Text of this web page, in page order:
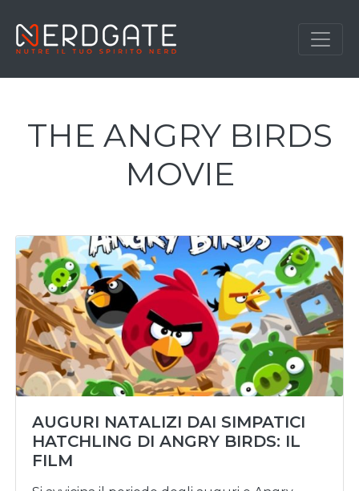
THE ANGRY BIRDS
MOVIE
AUGURI NATALIZI DAI SIMPATICI
HATCHLING DI ANGRY BIRDS: IL
FILM